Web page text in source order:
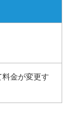
金が変更す